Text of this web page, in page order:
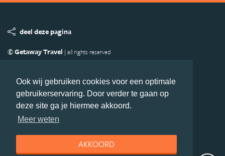
Ook wij gebruiken cookies voor een optimale
gebruikerservaring. Door verder te gaan op
deze site ga je hiermee akkoord.
Meer weten
AKKOORD
deel deze pagina
© Getaway Travel | all rights reserved
Copyright
Privacy statement Disclaimer
Cookies
Volg MiddenAmerika.nl
Nieuwsbrief
Facebook